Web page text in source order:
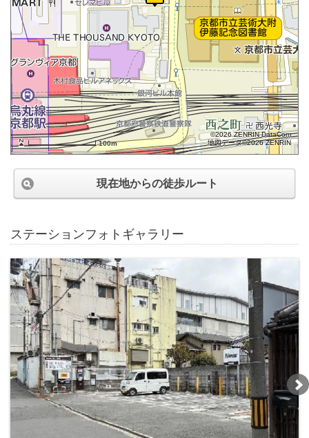
100m
©2026 ZENRIN DataCom
地図データ©2026 ZENRIN
現在地からの徒歩ルート
ステーションフォトギャラリー